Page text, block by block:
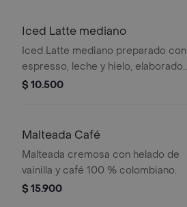
Iced Latte mediano
Iced Latte mediano preparado con
espresso, leche y hielo, elaborado
con café 100 % colombiano.
$ 10.500
Malteada Café
Malteada cremosa con helado de
vainilla y café 100 % colombiano.
$ 15.900